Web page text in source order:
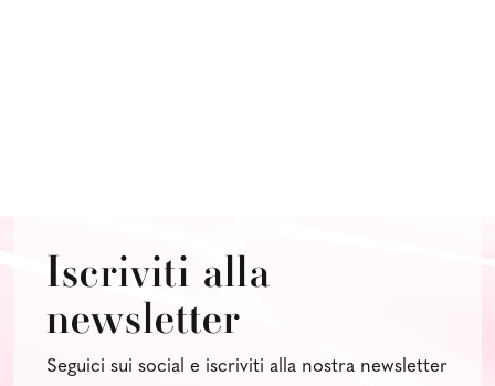
Iscriviti alla
newsletter
Seguici sui social e iscriviti alla nostra newsletter